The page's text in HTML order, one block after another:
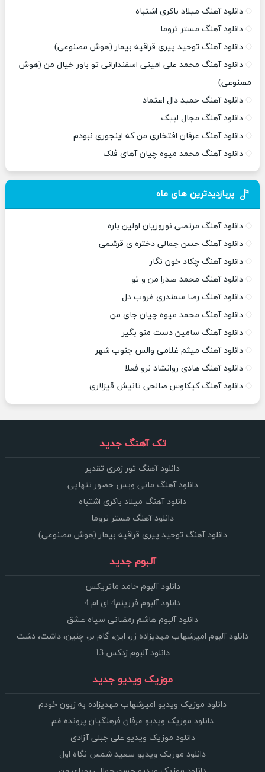
دانلود آهنگ میلاد باکری اشتباه
دانلود آهنگ مستر تروما
دانلود آهنگ توحید پیری قراقیه بیمار (هوش مصنوعی)
دانلود آهنگ محمد علی امینی اسفندارانی تو باور خیال من (هوش
مصنوعی)
دانلود آهنگ حمید دال اعتماد
دانلود آهنگ مجال لبیک
دانلود آهنگ عرفان افتخاری من که اینجوری نبودم
دانلود آهنگ محمد میوه چیان آهای فلک
پربازدیدترین های ماه
دانلود آهنگ مرتضی نوروزیان اولین باره
دانلود آهنگ حسن جمالی دختره ی قرشمی
دانلود آهنگ چکاد خون نگار
دانلود آهنگ محمد صدرا من و تو
دانلود آهنگ رضا سمندری غروب دل
دانلود آهنگ محمد میوه چیان جای من
دانلود آهنگ سامین دست منو بگیر
دانلود آهنگ میثم غلامی والس جنوب شهر
دانلود آهنگ هادی روانشاد نرو فعلا
دانلود آهنگ کیکاوس صالحی تانیش قیزلاری
تک آهنگ جدید
دانلود آهنگ تور زمری تقدیر
دانلود آهنگ مانی ویس حضور تنهایی
دانلود آهنگ میلاد باکری اشتباه
دانلود آهنگ مستر تروما
دانلود آهنگ توحید پیری قراقیه بیمار (هوش مصنوعی)
آلبوم جدید
دانلود آلبوم حامد ماتریکس
دانلود آلبوم فرزینم4 ای ام 4
دانلود آلبوم هاشم رمضانی سپاه عشق
دانلود آلبوم امیرشهاب مهدیزاده زر، این، گام بر، چنین، داشت، دشت
دانلود آلبوم زدکس 13
موزیک ویدیو جدید
دانلود موزیک ویدیو امیرشهاب مهدیزاده به زبون خودم
دانلود موزیک ویدیو عرفان فرهنگیان پرونده غم
دانلود موزیک ویدیو علی جبلی آزادی
دانلود موزیک ویدیو سعید شمس نگاه اول